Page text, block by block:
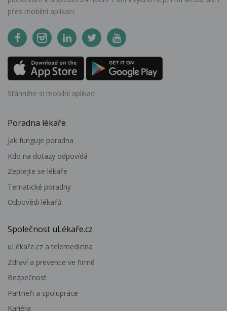
přes mobilní aplikaci.
Stáhněte si mobilní aplikaci
Poradna lékaře
Jak funguje poradna
Kdo na dotazy odpovídá
Zeptejte se lékaře
Tematické poradny
Odpovědi lékařů
Společnost uLékaře.cz
uLékaře.cz a telemedicína
Zdraví a prevence ve firmě
Bezpečnost
Partneři a spolupráce
Kariéra